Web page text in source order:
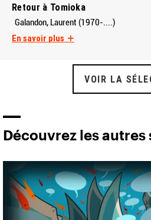
Retour à Tomioka
Galandon, Laurent (1970-....)
En savoir plus
VOIR LA
Découvrez les